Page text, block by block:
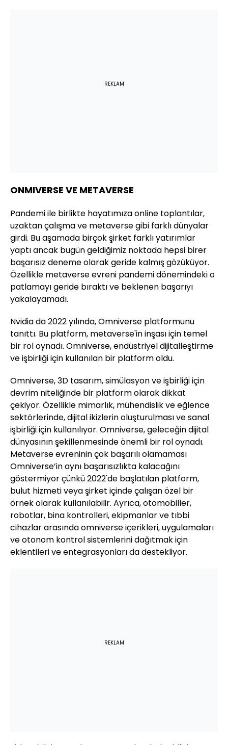
REKLAM
ONMIVERSE VE METAVERSE
Pandemi ile birlikte hayatımıza online toplantılar,
uzaktan çalışma ve metaverse gibi farklı dünyalar
girdi. Bu aşamada birçok şirket farklı yatırımlar
yaptı ancak bugün geldiğimiz noktada hepsi birer
başarısız deneme olarak geride kalmış gözüküyor.
Özellikle metaverse evreni pandemi dönemindeki o
patlamayı geride bıraktı ve beklenen başarıyı
yakalayamadı.
Nvidia da 2022 yılında, Omniverse platformunu
tanıttı. Bu platform, metaverse'in inşası için temel
bir rol oynadı. Omniverse, endüstriyel dijitalleştirme
ve işbirliği için kullanılan bir platform oldu.
Omniverse, 3D tasarım, simülasyon ve işbirliği için
devrim niteliğinde bir platform olarak dikkat
çekiyor. Özellikle mimarlık, mühendislik ve eğlence
sektörlerinde, dijital ikizlerin oluşturulması ve sanal
işbirliği için kullanılıyor. Omniverse, geleceğin dijital
dünyasının şekillenmesinde önemli bir rol oynadı.
Metaverse evreninin çok başarılı olamaması
Omniverse’in aynı başarısızlıkta kalacağını
göstermiyor çünkü 2022'de başlatılan platform,
bulut hizmeti veya şirket içinde çalışan özel bir
örnek olarak kullanılabilir. Ayrıca, otomobiller,
robotlar, bina kontrolleri, ekipmanlar ve tıbbi
cihazlar arasında omniverse içerikleri, uygulamaları
ve otonom kontrol sistemlerini dağıtmak için
eklentileri ve entegrasyonları da destekliyor.
REKLAM